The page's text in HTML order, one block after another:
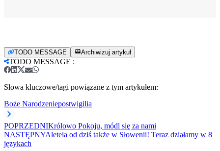
TODO MESSAGE Archiwizuj artykuł
TODO MESSAGE :
Słowa kluczowe/tagi powiązane z tym artykułem:
Boże Narodzeniepostwigilia
POPRZEDNIKrólowo Pokoju, módl się za nami
NASTĘPNYAleteia od dziś także w Słowenii! Teraz działamy w 8
językach